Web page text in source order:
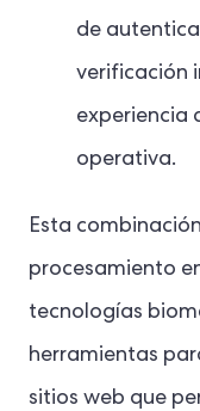
de
verificación
experiencia
operativa.
Esta
procesamiento
tecnologías
herramientas
sitios web que